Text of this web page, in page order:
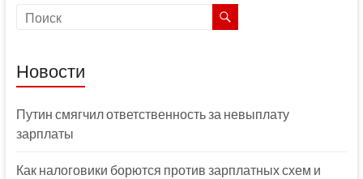
Новости
Путин смягчил ответственность за невыплату
зарплаты
Как налоговики борются против зарплатных схем и